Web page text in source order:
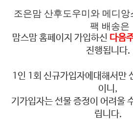
조은맘 산후도우미와 메디
팩 배송은
맘스맘 홈페이지 가입하신 다음
진행됩니다.
1인 1회 신규가입자에대해서만
이니,
기가입자는 선물 증정이 어려울
립니다.